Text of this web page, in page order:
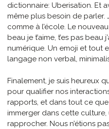
dictionnaire: Uberisation. Et
même plus besoin de
comme à l’école. Le
beau je t’aime, t’es pas beau
numérique. Un emoji et tout
langage non verbal,
Finalement, je suis heureux
pour qualifier nos
rapports, et dans tout ce
immerger dans cette
rapprocher. Nous n’étions